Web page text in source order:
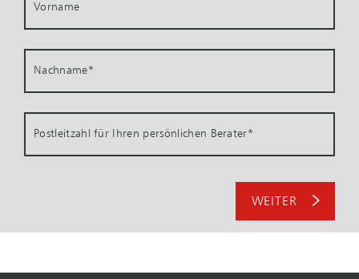
Vorname
Nachname*
Postleitzahl für Ihren persönlichen Berater*
WEITER